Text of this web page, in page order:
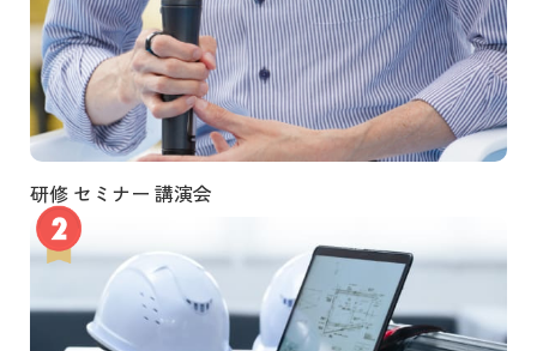
研修 セミナー 講演会